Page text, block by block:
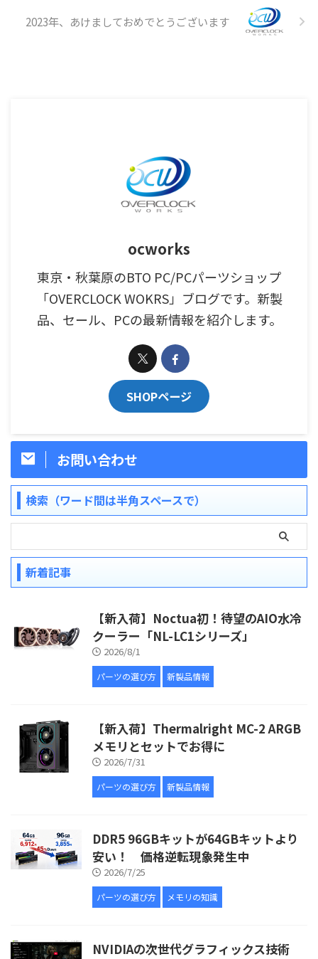
2023年、あけましておめでとうございます
ocworks
東京・秋葉原のBTO PC/PCパーツショップ
「OVERCLOCK WOKRS」ブログです。新製
品、セール、PCの最新情報を紹介します。
SHOPページ
お問い合わせ
検索（ワード間は半角スペースで）
新着記事
【新入荷】Noctua初！待望のAIO水冷
クーラー「NL-LC1シリーズ」
2026/8/1
パーツの選び方 新製品情報
【新入荷】Thermalright MC-2 ARGB
メモリとセットでお得に
2026/7/31
パーツの選び方 新製品情報
DDR5 96GBキットが64GBキットより
安い！ 価格逆転現象発生中
2026/7/25
パーツの選び方 メモリの知識
NVIDIAの次世代グラフィックス技術